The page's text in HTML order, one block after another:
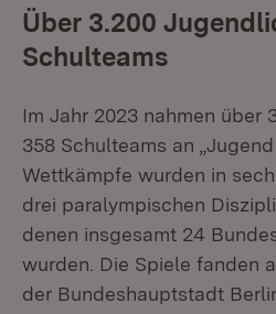
Über 3.200
Schulteams
Im Jahr 2023 nahmen über
358 Schulteams an
Wettkämpfe wurden in
drei paralympischen
denen insgesamt 24
wurden. Die Spiele fanden
der Bundeshauptstadt